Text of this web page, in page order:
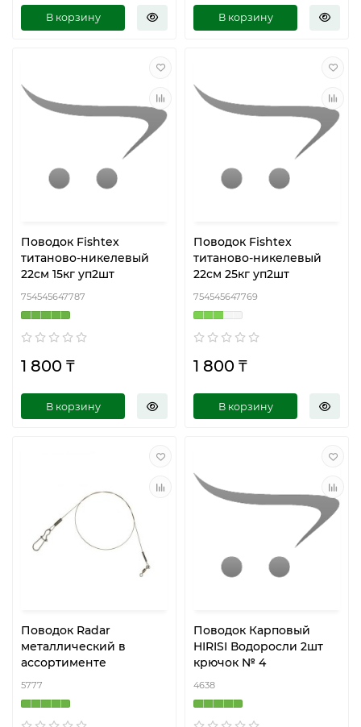
В корзину В корзину
Поводок Fishtex
титаново-никелевый
22см 15кг уп2шт
754545647787
1 800 ₸
В корзину
Поводок Fishtex
титаново-никелевый
22см 25кг уп2шт
754545647769
1 800 ₸
В корзину
Поводок Radar
металлический в
ассортименте
5777
Поводок Карповый
HIRISI Водоросли 2шт
крючок № 4
4638